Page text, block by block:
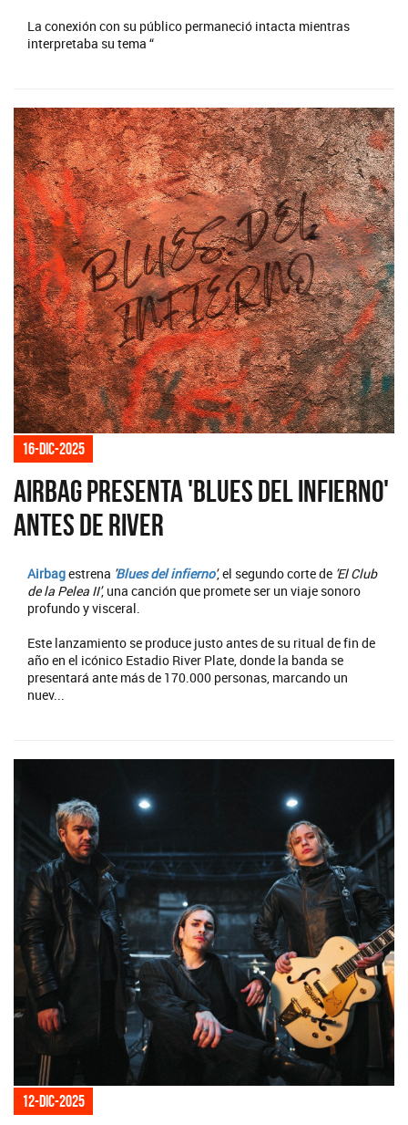
La conexión con su público permaneció intacta mientras
interpretaba su tema “
16-dic-2025
Airbag presenta 'Blues del Infierno'
antes de River
Airbagestrena Blues del infierno', el segundo corte de 'El Club
de la Pelea II', una canción que promete ser un viaje sonoro
profundo y visceral.
Este lanzamiento se produce justo antes de su ritual de fin de
año en el icónico Estadio River Plate, donde la banda se
presentará ante más de 170.000 personas, marcando un
nuev...
12-dic-2025